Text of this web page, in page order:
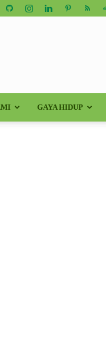
GAYA HIDUP